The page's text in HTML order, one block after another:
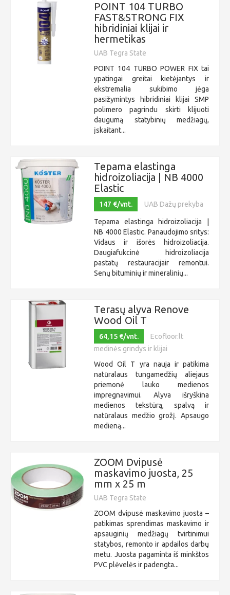
POINT 104 TURBO
FAST&STRONG FIX
hibridiniai klijai ir
hermetikas
UAB Tegra State
POINT 104 TURBO POWER FIX tai
ypatingai greitai kietėjantys ir
ekstremalia sukibimo jėga
pasižymintys hibridiniai klijai SMP
polimero pagrindu skirti klijuoti
daugumą statybinių medžiagų,
įskaitant...
Tepama elastinga
hidroizoliacija | NB 4000
Elastic
147 €/vnt. UAB Dažų prekyba
Tepama elastinga hidroizoliacija |
NB 4000 Elastic. Panaudojimo sritys:
Vidaus ir išorės hidroizoliacija.
Daugiafukcinė hidroizoliacija
pastatų restauracijair remontui.
Senų bituminių ir mineralinių...
Terasų alyva Renove
Wood Oil T
64,15 €/vnt.
Ecofloor.lt
medinės grindys ir klijai
Wood Oil T yra nauja ir patikima
natūralaus tungamedžių aliejaus
priemonė lauko medienos
impregnavimui. Alyva išryškina
medienos tekstūrą, spalvą ir
natūralaus medžio grožį. Apsaugo
medieną...
ZOOM Dvipusė
maskavimo juosta, 25
mm x 25 m
UAB Tegra State
ZOOM dvipusė maskavimo juosta –
patikimas sprendimas maskavimo ir
apsauginių medžiagų tvirtinimui
statybos, remonto ir apdailos darbų
metu. Juosta pagaminta iš minkštos
PVC plėvelės ir padengta...